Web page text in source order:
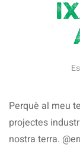
Perquè al meu
projectes
nostra terra.